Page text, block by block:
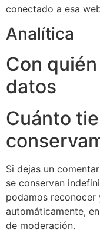
conectado a esa
Analítica
Con
datos
Cuánto
Si dejas un
se conservan
podamos
automáticamente,
de moderación.